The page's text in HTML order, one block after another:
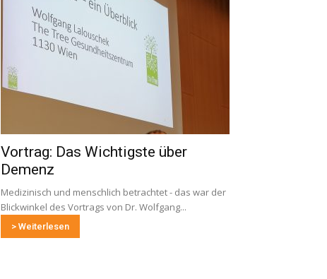
Vortrag: Das Wichtigste über
Demenz
Medizinisch und menschlich betrachtet - das war der
Blickwinkel des Vortrags von Dr. Wolfgang...
> Weiterlesen